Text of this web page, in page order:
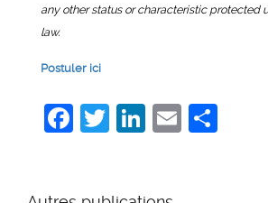
any other status or characteristic protected
law.
Postuler ici
Facebook
Twitter
LinkedIn
Email